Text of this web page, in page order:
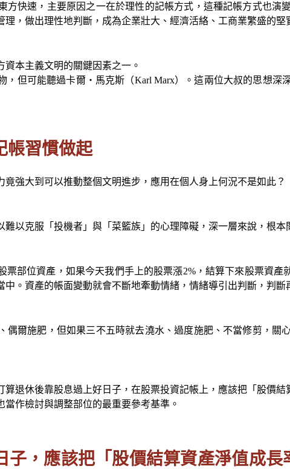
方快速，主要原因之一在於理性的記帳方式，這種記帳方式也
，做出理性地判斷，成為企業壯大、經濟活絡、工商業繁盛的堅
本主義文明的關鍵因素之一。
，但可能聽過卡爾‧馬克斯（Karl Marx）。這兩位大叔的思想
帳習慣做起
強大到可以推動整個文明進步，應用在個人身上何況不是如此？
以克服「投機者」與「菜籃族」的心理障礙，深一層來說，根本
票部位資產，如果今天我們手上的股票漲2%，結算下來股票資
。資產的帳面變動就會不斷地牽動情緒，情緒導引出判斷，判斷
偶爾施肥，但如果三不五時就去澆水、過度施肥、不當修剪，
算退休後靠股息過上好日子，在股票投資記帳上，應該把「股價
作檢討與調整部位的最重要參考基準。
子，應該把「股價結算資產淨值成